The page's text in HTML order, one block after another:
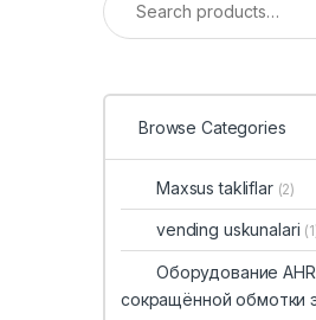
Browse Categories
Maxsus takliflar (2)
vending uskunalari
Оборудование
сокращённой обмотки